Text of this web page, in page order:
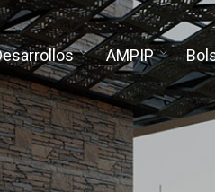
AMPIP